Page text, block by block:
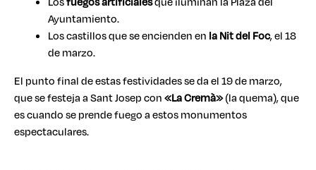
Ayuntamiento.
Los castillos que se encienden en la Nit del Foc, el 18
de marzo.
El punto final de estas festividades se da el 19 de marzo,
que se festeja a Sant Josep con«La Cremà»(la quema), que
es cuando se prende fuego a estos monumentos
espectaculares.